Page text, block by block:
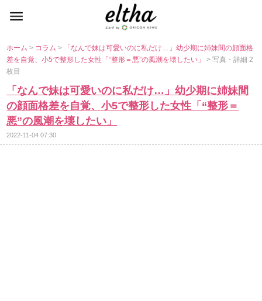
ホーム> コラム>
「なんで妹は可愛いのに私だけ…」幼少期に姉妹間の顔面格
差を自覚、小5で整形した女性「“整形＝悪”の風潮を壊したい」> 写真・詳細 2
枚目
「なんで妹は可愛いのに私だけ…」幼少期に姉妹間
の顔面格差を自覚、小5で整形した女性「“整形＝
悪”の風潮を壊したい」
2022-11-04 07:30